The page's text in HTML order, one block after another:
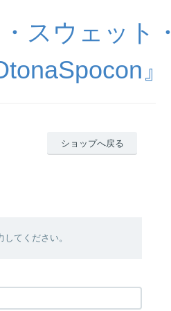
スウェット・
』
ショップへ戻る
てください。